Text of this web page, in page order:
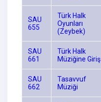
SAU
655
Türk Halk
Oyunları
(Zeybek)
SAU
661
Türk Halk
Müziğine Giriş
SAU
662
Tasavvuf
Müziği